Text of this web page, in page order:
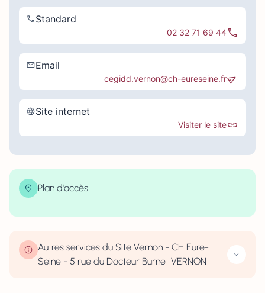
Standard
02 32 71 69 44
Email
cegidd.vernon@ch-eureseine.fr
Site internet
Visiter le site
Plan d'accès
×
−Autres services du Site Vernon - CH Eure-
Seine - 5 rue du Docteur Burnet VERNON